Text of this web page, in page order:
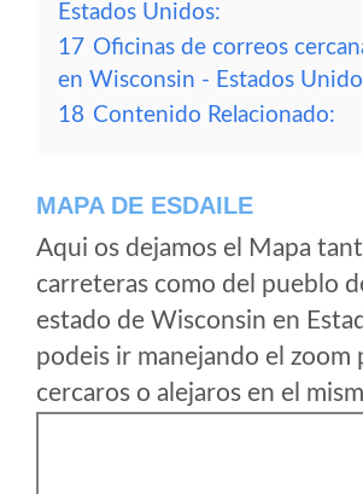
Estados Unidos:
17 Oficinas de correos
en Wisconsin - Estados
18 Contenido Relacionado:
MAPA DE ESDAILE
Aqui os dejamos el Mapa
carreteras como del pueblo
estado de Wisconsin en
podeis ir manejando el zoom
cercaros o alejaros en el